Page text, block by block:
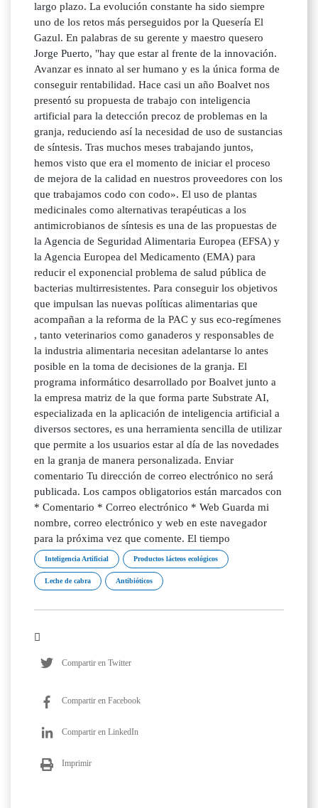
largo plazo. La evolución constante ha sido siempre
uno de los retos más perseguidos por la Quesería El
Gazul. En palabras de su gerente y maestro quesero
Jorge Puerto, "hay que estar al frente de la innovación.
Avanzar es innato al ser humano y es la única forma de
conseguir rentabilidad. Hace casi un año Boalvet nos
presentó su propuesta de trabajo con inteligencia
artificial para la detección precoz de problemas en la
granja, reduciendo así la necesidad de uso de sustancias
de síntesis. Tras muchos meses trabajando juntos,
hemos visto que era el momento de iniciar el proceso
de mejora de la calidad en nuestros proveedores con los
que trabajamos codo con codo». El uso de plantas
medicinales como alternativas terapéuticas a los
antimicrobianos de síntesis es una de las propuestas de
la Agencia de Seguridad Alimentaria Europea (EFSA) y
la Agencia Europea del Medicamento (EMA) para
reducir el exponencial problema de salud pública de
bacterias multirresistentes. Para conseguir los objetivos
que impulsan las nuevas políticas alimentarias que
acompañan a la reforma de la PAC y sus eco-regímenes
, tanto veterinarios como ganaderos y responsables de
la industria alimentaria necesitan adelantarse lo antes
posible en la toma de decisiones de la granja. El
programa informático desarrollado por Boalvet junto a
la empresa matriz de la que forma parte Substrate AI,
especializada en la aplicación de inteligencia artificial a
diversos sectores, es una herramienta sencilla de utilizar
que permite a los usuarios estar al día de las novedades
en la granja de manera personalizada. Enviar
comentario Tu dirección de correo electrónico no será
publicada. Los campos obligatorios están marcados con
* Comentario * Correo electrónico * Web Guarda mi
nombre, correo electrónico y web en este navegador
para la próxima vez que comente. El tiempo
Inteligencia Artificial Productos lácteos ecológicos
Leche de cabra Antibióticos
Compartir en Twitter
Compartir en Facebook
Compartir en LinkedIn
Imprimir